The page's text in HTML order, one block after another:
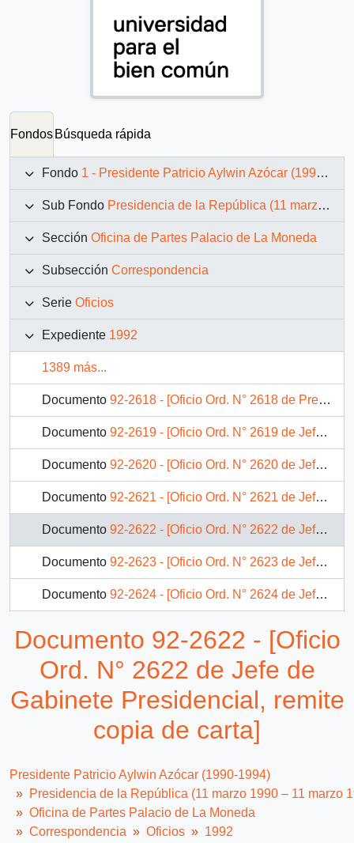
Fondos Búsqueda rápida
Fondo 1 - Presidente Patricio Aylwin Azócar (1990-1994)
Sub Fondo Presidencia de la República (11 marzo 1990 – 11 marzo 1994)
Sección Oficina de Partes Palacio de La Moneda
Subsección Correspondencia
Serie Oficios
Expediente 1992
1389 más...
Documento 92-2618 - [Oficio Ord. N° 2618 de Presidente de la República, instruye sobre sustitución de bosque nativo]
Documento 92-2619 - [Oficio Ord. N° 2619 de Jefe de Gabinete Presidencial, remite copia de carta]
Documento 92-2620 - [Oficio Ord. N° 2620 de Jefe de Gabinete Presidencial, remite copia de carta]
Documento 92-2621 - [Oficio Ord. N° 2621 de Jefe de Gabinete Presidencial, remite copia de carta]
Documento 92-2622 - [Oficio Ord. N° 2622 de Jefe de Gabinete Presidencial, remite copia de carta]
Documento 92-2623 - [Oficio Ord. N° 2623 de Jefe de Gabinete Presidencial, remite copia de carta]
Documento 92-2624 - [Oficio Ord. N° 2624 de Jefe de Gabinete Presidencial, remite copia de carta]
92-2625 - [Oficio Ord. N° 2625 de Jefe de Gabinete Presidencial, remite copia de carta]
Documento 92-2626 - [Oficio Ord. N° 2626 de Jefe de Gabinete Presidencial, remite copia de carta]
232 más...
Documento 92-2622 - [Oficio
Ord. N° 2622 de Jefe de
Gabinete Presidencial, remite
copia de carta]
Presidente Patricio Aylwin Azócar (1990-1994)
Presidencia de la República (11 marzo 1990 – 11 marzo
Oficina de Partes Palacio de La Moneda
Correspondencia
Oficios
1992